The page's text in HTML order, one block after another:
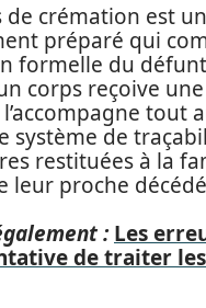
de crémation est
préparé qui
formelle du
corps reçoive
tout
système de
restituées à la
leur proche
: Les
de traiter